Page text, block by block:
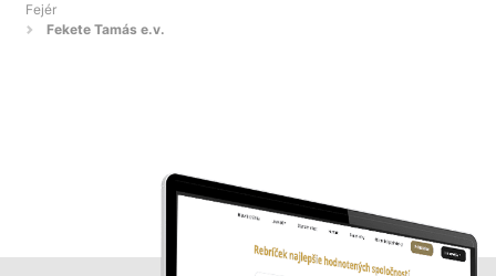
Fejér
Fekete Tamás e.v.